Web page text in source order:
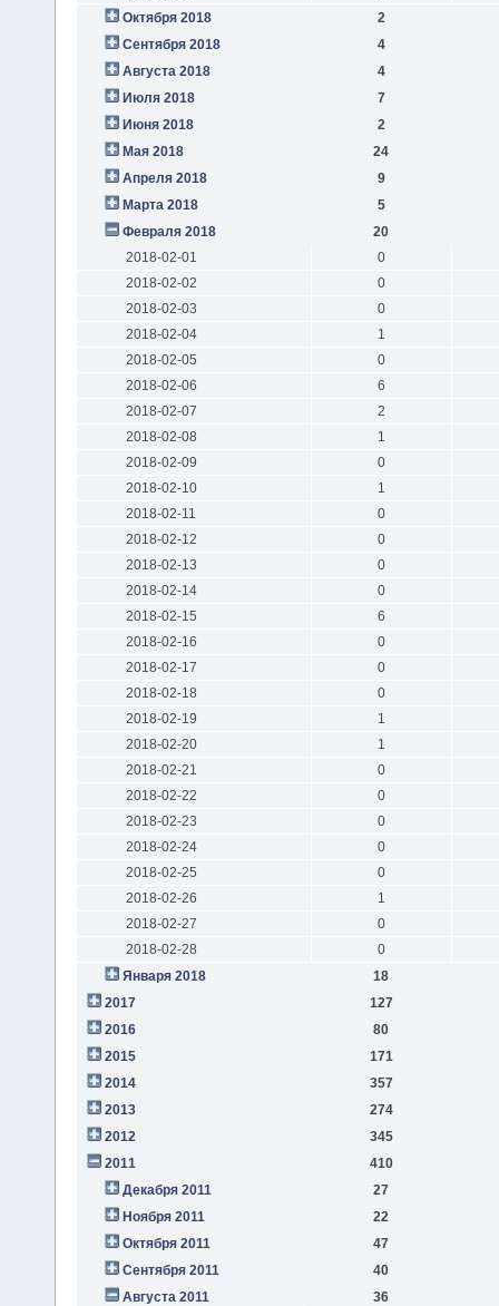
Октября 2018
2
Сентября 2018
4
Августа 2018
4
Июля 2018
7
Июня 2018
2
Мая 2018
24
Апреля 2018
9
Марта 2018
5
Февраля 2018
20
2018-02-01
0
2018-02-02
0
2018-02-03
0
2018-02-04
1
2018-02-05
0
2018-02-06
6
2018-02-07
2
2018-02-08
1
2018-02-09
0
2018-02-10
1
2018-02-11
0
2018-02-12
0
2018-02-13
0
2018-02-14
0
2018-02-15
6
2018-02-16
0
2018-02-17
0
2018-02-18
0
2018-02-19
1
2018-02-20
1
2018-02-21
0
2018-02-22
0
2018-02-23
0
2018-02-24
0
2018-02-25
0
2018-02-26
1
2018-02-27
0
2018-02-28
0
Января 2018
18
2017
127
2016
80
2015
171
2014
357
2013
274
2012
345
2011
410
Декабря 2011
27
Ноября 2011
22
Октября 2011
47
Сентября 2011
40
Августа 2011
36